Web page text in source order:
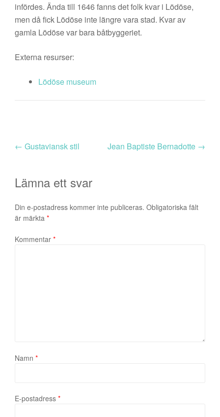
infördes. Ända till 1646 fanns det folk kvar i Lödöse,
men då fick Lödöse inte längre vara stad. Kvar av
gamla Lödöse var bara båtbyggeriet.
Externa resurser:
Lödöse museum
← Gustaviansk stil Jean Baptiste Bernadotte →
Lämna ett svar
Din e-postadress kommer inte publiceras. Obligatoriska fält
är märkta *
Kommentar *
Namn *
E-postadress *